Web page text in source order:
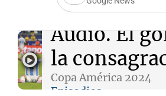
Audio. El
la
Copa América 2024
Episodios